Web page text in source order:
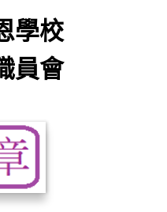
學校
員會